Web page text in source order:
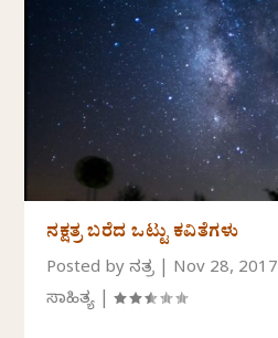
ನಕ್ಷತ್ರ ಬರೆದ ಒಟ್ಟು ಕವಿತೆಗಳು
Posted byನಕ್ಷತ್ರ Nov 28, 2017
ಸಾಹಿತ್ಯ |